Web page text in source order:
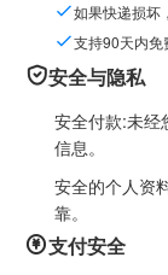
如果快递损坏
支持90天内免
安全与隐私
安全付款:未经
信息。
安全的个人资
靠。
支付安全